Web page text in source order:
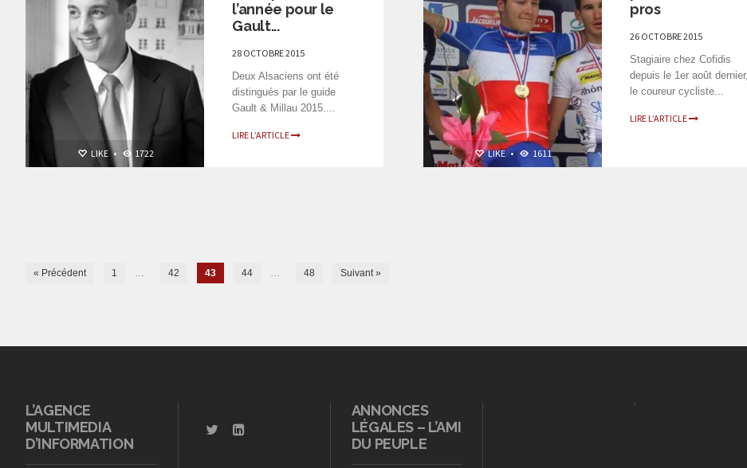
LIKE • 1722
l’année pour le
Gault...
28 OCTOBRE 2015
Deux Alsaciens ont été
distingués par le guide
Gault & Millau 2015....
LIRE L’ARTICLE
LIKE • 1611
pros
26 OCTOBRE 2015
Stagiaire chez Cofidis
depuis le 1er août dernier,
le coureur cycliste...
LIRE L’ARTICLE
« Précédent 1 … 42 43 44 … 48 Suivant »
L’AGENCE
MULTIMEDIA
D’INFORMATION
ANNONCES
LÉGALES – L’AMI
DU PEUPLE